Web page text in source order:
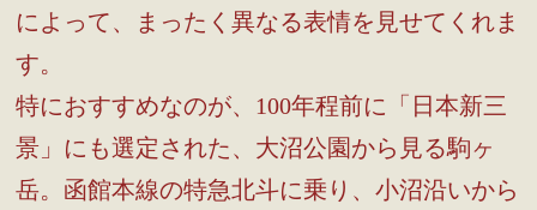
によって、まったく異なる表情を見せてくれま
す。
特におすすめなのが、100年程前に「日本新三
景」にも選定された、大沼公園から見る駒ヶ
岳。函館本線の特急北斗に乗り、小沼沿いから